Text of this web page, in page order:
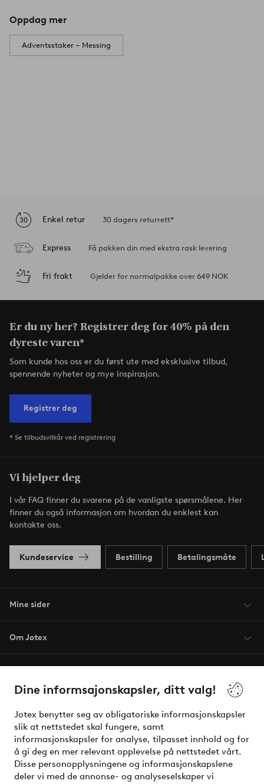
Dine informsajonskapsler, ditt valg!
Jotex benytter seg av obligatoriske informasjonskapsler
slik at nettstedet skal fungere, samt
informasjonskapsler for analyse, tilpasset innhold og for
å gi deg en mer relevant opplevelse på nettstedet vårt.
Disse personopplysningene og informasjonskapslene
deler vi med de annonse- og analyseselskaper vi
Oppdag mer
Adventsstaker – Messing
Enkel retur 30 dagers returrett*
Express Få pakken din med ekstra rask levering
Fri frakt Gjelder for normalpakke over 649 NOK
Er du ny her? Registrer deg for 40% på den
dyreste varen*
Som kunde hos oss er du først ute med eksklusive tilbud,
spennende nyheter og mye inspirasjon.
Registrer deg
* Se tilbudsvilkår ved registrering
Vi hjelper deg
I vår FAQ finner du svarene på de vanligste spørsmålene. Her
finner du også informasjon om hvordan du enklest kan
kontakte oss.
Kundeservice Bestilling Betalingsmåte
Mine sider
Om Jotex
Venner